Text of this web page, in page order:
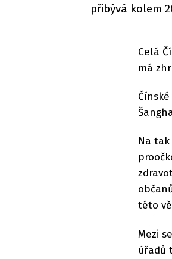
přibývá kolem
Celá
má
Na
této
Mezi
úřadů